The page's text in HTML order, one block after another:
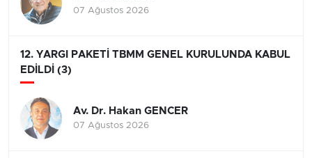
07 Ağustos 2026
12. YARGI PAKETİ TBMM GENEL KURULUNDA KABUL
EDİLDİ (3)
Av. Dr. Hakan GENCER
07 Ağustos 2026